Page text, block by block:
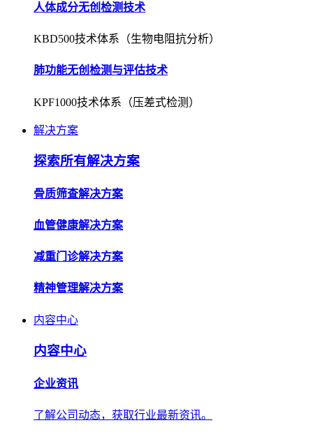
人体成分无创检测技术
KBD500技术体系（生物电阻抗分析）
肺功能无创检测与评估技术
KPF1000技术体系（压差式检测）
解决方案
探索所有解决方案
骨质筛查解决方案
血管健康解决方案
减重门诊解决方案
精神管理解决方案
内容中心
内容中心
企业资讯
了解公司动态，获取行业最新资讯。